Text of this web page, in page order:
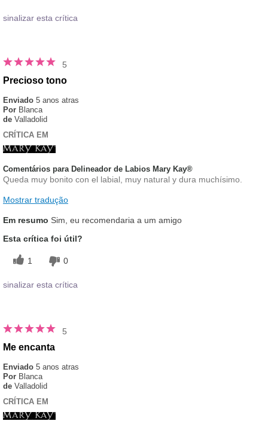
sinalizar esta crítica
5
Precioso tono
Enviado 5 anos atras
Por Blanca
de Valladolid
CRÍTICA EM
Comentários para Delineador de Labios Mary Kay®
Queda muy bonito con el labial, muy natural y dura muchísimo.
Mostrar tradução
Em resumo Sim, eu recomendaria a um amigo
Esta crítica foi útil?
1 0
sinalizar esta crítica
5
Me encanta
Enviado 5 anos atras
Por Blanca
de Valladolid
CRÍTICA EM